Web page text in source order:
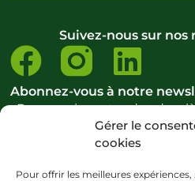
Gérer le
cookies
Pour offrir les meilleures
Suivez-nous sur nos
Abonnez-vous à notre
Pour ne rien rater des
école et du